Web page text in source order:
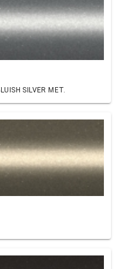
SILVER MET.